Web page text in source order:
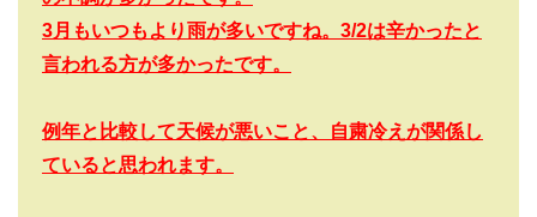
3月もいつもより雨が多いですね。3/2は辛かったと
言われる方が多かったです。
例年と比較して天候が悪いこと、自粛冷えが関係し
ていると思われます。